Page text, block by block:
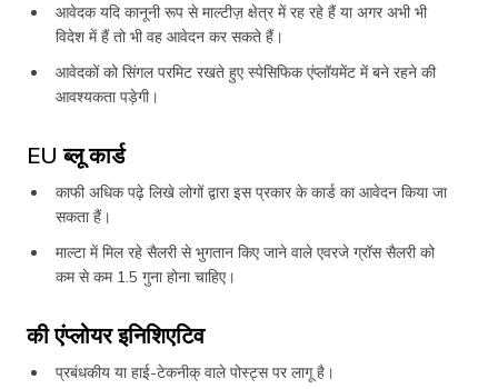
आवेदक यदि कानूनी रूप से माल्टीज़ क्षेत्र में रह रहे हैं या अगर अभी भी
विदेश में हैं तो भी वह आवेदन कर सकते हैं।
आवेदकों को सिंगल परमिट रखते हुए स्पेसिफिक एंप्लॉयमेंट में बने रहने की
आवश्यकता पड़ेगी।
EU ब्लू कार्ड
काफी अधिक पढ़े लिखे लोगों द्वारा इस प्रकार के कार्ड का आवेदन किया जा
सकता हैं।
माल्टा में मिल रहे सैलरी से भुगतान किए जाने वाले एवरजे ग्रॉस सैलरी को
कम से कम 1.5 गुना होना चाहिए।
की एंप्लोयर इनिशिएटिव
प्रबंधकीय या हाई-टेकनीक् वाले पोस्ट्स पर लागू है।